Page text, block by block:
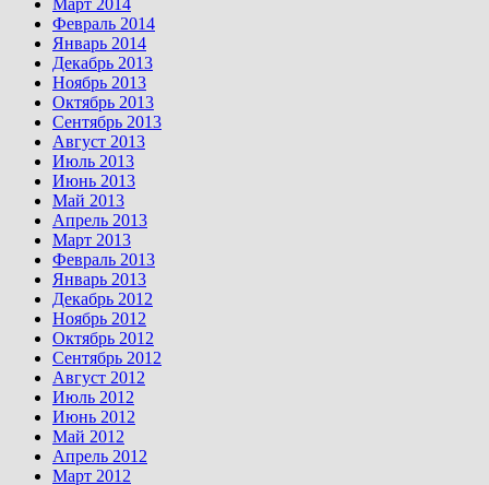
Февраль 2014
Январь 2014
Декабрь 2013
Ноябрь 2013
Октябрь 2013
Сентябрь 2013
Август 2013
Июль 2013
Июнь 2013
Май 2013
Апрель 2013
Март 2013
Февраль 2013
Январь 2013
Декабрь 2012
Ноябрь 2012
Октябрь 2012
Сентябрь 2012
Август 2012
Июль 2012
Июнь 2012
Май 2012
Апрель 2012
Март 2012